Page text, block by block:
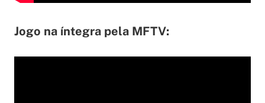
Jogo na íntegra pela MFTV: